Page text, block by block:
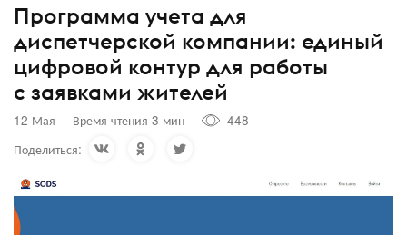
Программа учета для
диспетчерской компании: единый
цифровой контур для работы
с заявками жителей
12 Мая Время чтения 3 мин
448
Поделиться: